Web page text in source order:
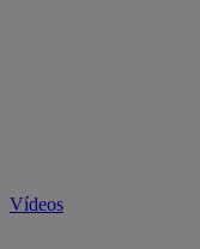
Vídeos